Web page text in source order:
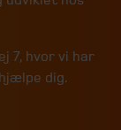
7, hvor vi har
dig.